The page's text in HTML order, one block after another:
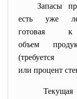
Запасы
есть уже
готовая
объем
или процент
Текущая